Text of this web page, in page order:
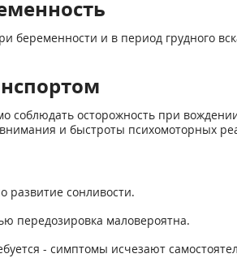
беременности и в период грудного
соблюдать осторожность при
и быстроты психомоторных
развитие сонливости.
передозировка маловероятна.
- симптомы исчезают